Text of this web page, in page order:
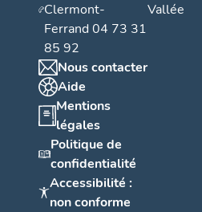
Clermont-
Ferrand 04 73 31
85 92
Nous contacter
Aide
Mentions
légales
Politique de
confidentialité
Accessibilité :
non conforme
Vallée